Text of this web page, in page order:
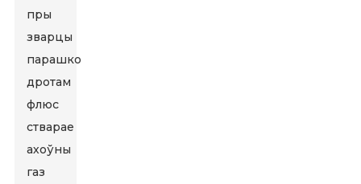
пры
зварцы
парашковым
дротам
флюс
стварае
ахоўны
газ